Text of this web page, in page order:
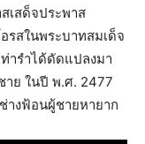
เสด็จประพาส
รสในพระบาทสมเด็จ
ารำได้ดัดแปลงมา
าย ในปี พ.ศ. 2477
างฟ้อนผู้ชายหายาก